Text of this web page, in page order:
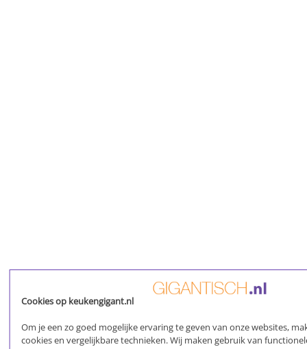
Cookies op keukengigant.nl
Om je een zo goed mogelijke ervaring te geven van onze websites,
cookies en vergelijkbare technieken. Wij maken gebruik van